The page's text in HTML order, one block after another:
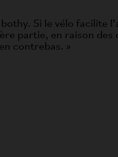
Si le vélo facilite
partie, en raison des
contrebas. »